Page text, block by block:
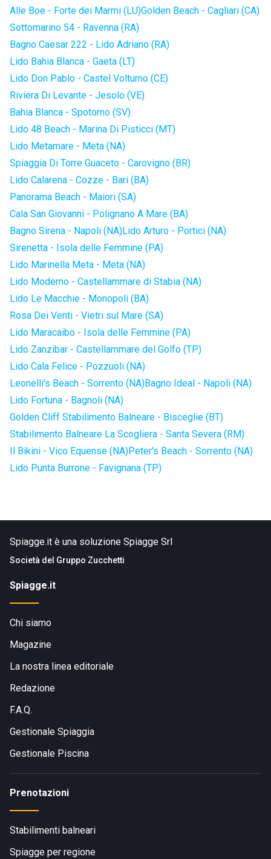
Alle Boe - Forte dei Marmi (LU)Golden Beach - Cagliari (CA)
Sottomarino 54 - Ravenna (RA)
Bagno Caesar 222 - Lido Adriano (RA)
Lido Bahia Blanca - Gaeta (LT)
Lido Don Pablo - Castel Volturno (CE)
Riviera Di Levante - Jesolo (VE)
Bahia Blanca - Spotorno (SV)
Lido 48 Beach - Marina Di Pisticci (MT)
Lido Metamare - Meta (NA)
Spiaggia Di Torre Guaceto - Carovigno (BR)
Lido Calarena - Cozze - Bari (BA)
Panorama Beach - Maiori (SA)
Cala San Giovanni - Polignano A Mare (BA)
Bagno Sirena - Napoli (NA)Lido Arturo - Portici (NA)
Sirenetta - Isola delle Femmine (PA)
Lido Marinella Meta - Meta (NA)
Lido Moderno - Castellammare di Stabia (NA)
Lido Le Macchie - Monopoli (BA)
Rosa Dei Venti - Vietri sul Mare (SA)
Lido Maracaibo - Isola delle Femmine (PA)
Lido Zanzibar - Castellammare del Golfo (TP)
Lido Cala Felice - Pozzuoli (NA)
Leonelli's Beach - Sorrento (NA)Bagno Ideal - Napoli (NA)
Lido Fortuna - Bagnoli (NA)
Golden Cliff Stabilimento Balneare - Bisceglie (BT)
Stabilimento Balneare La Scogliera - Santa Severa (RM)
Il Bikini - Vico Equense (NA)Peter's Beach - Sorrento (NA)
Lido Punta Burrone - Favignana (TP)
Spiagge.it è una soluzione Spiagge Srl
Società del Gruppo Zucchetti
Spiagge.it
Chi siamo
Magazine
La nostra linea editoriale
Redazione
F.A.Q.
Gestionale Spiaggia
Gestionale Piscina
Prenotazioni
Stabilimenti balneari
Spiagge per regione